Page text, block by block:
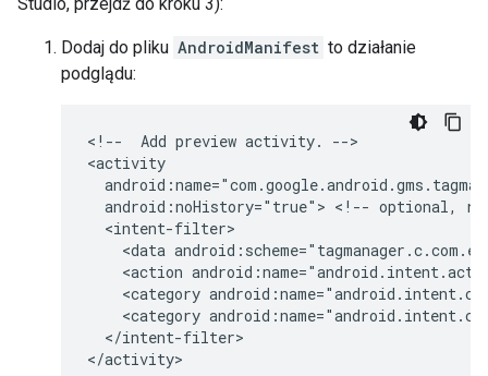
Dodaj do pliku AndroidManifest to działanie
podglądu:
<!-- Add preview activity.
-->
android:noHistory="true"> <!-- optional,
<data
<action
<category
<category
</intent-filter>